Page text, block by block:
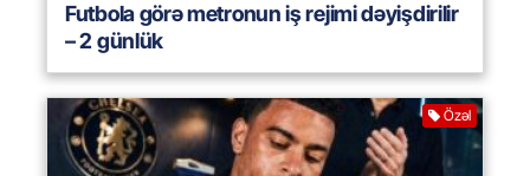
Futbola görə metronun iş rejimi dəyişdirilir
– 2 günlük
Özəl